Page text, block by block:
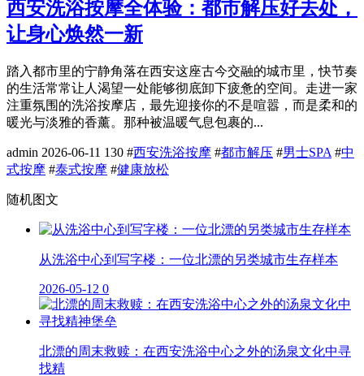
西安洗浴按摩全体验：都市解压好去处，
让身心焕然一新
踏入都市里的宁静角落在西安这座古今交融的城市里，快节奏
的生活常常让人渴望一处能够彻底卸下疲惫的空间。走进一家
注重氛围的洗浴按摩店，最先迎接你的不是喧嚣，而是柔和的
暖光与淡雅的香薰。那种被温暖气息包裹的...
admin 2026-06-11 130 #西安洗浴按摩 #都市解压 #男士SPA #中
式按摩 #泰式按摩 #健康放松
随机图文
从洗浴中心到写字楼：一位北漂的另类城市生存样本
2026-05-12 0
北漂的周末救赎：在西安洗浴中心之外的汤泉文化中寻
找精